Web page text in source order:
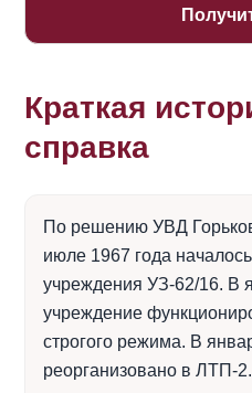
Краткая
справка
По решению УВД
июле 1967 года
учреждения УЗ-62/16. В
учреждение
строгого режима. В
реорганизовано в ЛТП-2.